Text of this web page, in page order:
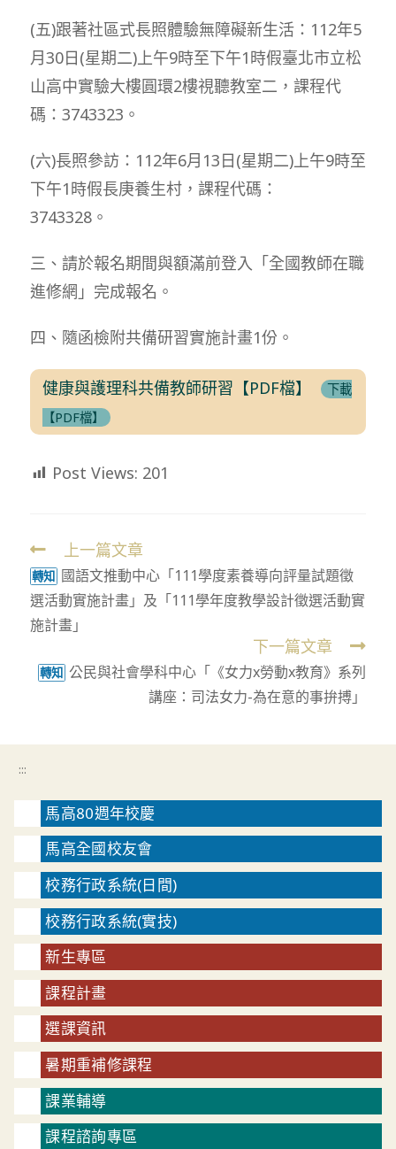
(五)跟著社區式長照體驗無障礙新生活：112年5
月30日(星期二)上午9時至下午1時假臺北市立松
山高中實驗大樓圓環2樓視聽教室二，課程代
碼：3743323。
(六)長照參訪：112年6月13日(星期二)上午9時至
下午1時假長庚養生村，課程代碼：
3743328。
三、請於報名期間與額滿前登入「全國教師在職
進修網」完成報名。
四、隨函檢附共備研習實施計畫1份。
健康與護理科共備教師研習【PDF檔】
下載
【PDF檔】
Post Views: 201
Read
more
articles
上一篇文章
轉知 國語文推動中心「111學度素養導向評量試題徵
選活動實施計畫」及「111學年度教學設計徵選活動實
施計畫」
下一篇文章
轉知 公民與社會學科中心「《女力x勞動x教育》系列
講座：司法女力-為在意的事拚搏」
:::
馬高80週年校慶
馬高全國校友會
校務行政系統(日間)
校務行政系統(實技)
新生專區
課程計畫
選課資訊
暑期重補修課程
課業輔導
課程諮詢專區